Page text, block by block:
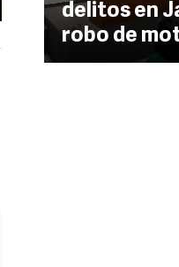
delitos en
robo de